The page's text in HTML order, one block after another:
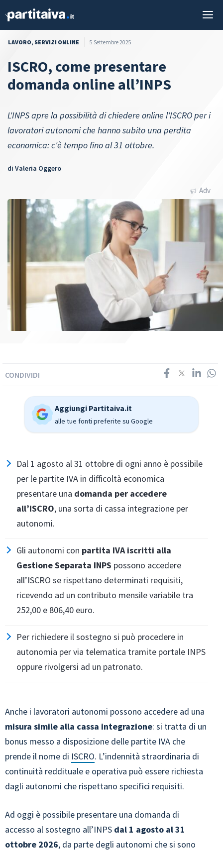
LAVORO, SERVIZI ONLINE 5 Settembre 2025
ISCRO, come presentare
domanda online all’INPS
L'INPS apre la possibilità di chiedere online l'ISCRO per i
lavoratori autonomi che hanno subito una perdita
economica: c'è tempo fino al 31 ottobre.
di Valeria Oggero
Adv
CONDIVIDI
Aggiungi Partitaiva.it
alle tue fonti preferite su Google
Dal 1 agosto al 31 ottobre di ogni anno è possibile
per le partite IVA in difficoltà economica
presentare una domanda per accedere
all’ISCRO, una sorta di cassa integrazione per
autonomi.
Gli autonomi con partita IVA iscritti alla
Gestione Separata INPS possono accedere
all’ISCRO se rispettano determinati requisiti,
ricevendo ad un contributo mensile variabile tra
252,00 e 806,40 euro.
Per richiedere il sostegno si può procedere in
autonomia per via telematica tramite portale INPS
oppure rivolgersi ad un patronato.
Anche i lavoratori autonomi possono accedere ad una
misura simile alla cassa integrazione: si tratta di un
bonus messo a disposizione delle partite IVA che
prende il nome di ISCRO. L’indennità straordinaria di
continuità reddituale e operativa può essere richiesta
dagli autonomi che rispettano specifici requisiti.
Ad oggi è possibile presentare una domanda di
accesso al sostegno all’INPS dal 1 agosto al 31
ottobre 2026, da parte degli autonomi che si sono